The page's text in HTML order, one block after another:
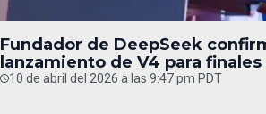
Fundador de DeepSeek
lanzamiento de V4 para
10 de abril del 2026 a las 9:47 pm PDT